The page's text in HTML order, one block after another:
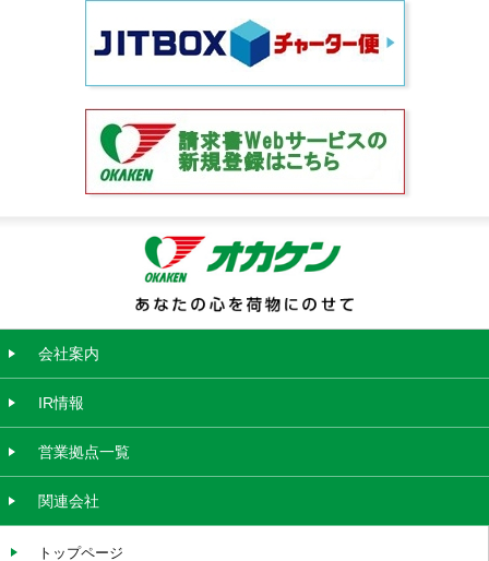
会社案内
IR情報
営業拠点一覧
関連会社
トップページ